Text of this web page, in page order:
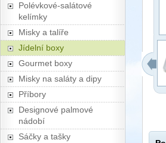
Polévkové-salátové
kelímky
Misky a talíře
Jídelní boxy
Gourmet boxy
Misky na saláty a dipy
Příbory
Designové palmové
nádobí
Sáčky a tašky